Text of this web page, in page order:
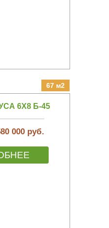
67 м2
6Х8 Б-45
000 руб.